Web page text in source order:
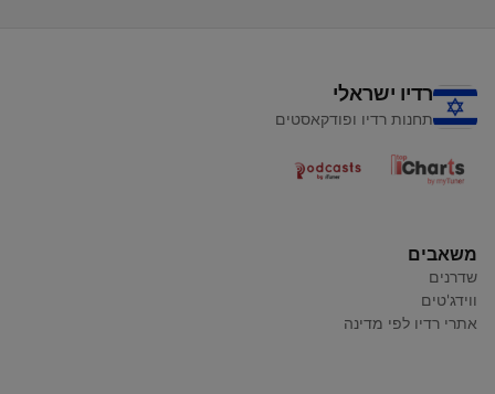
רדיו ישראלי
תחנות רדיו ופודקאסטים
משאבים
שדרנים
ווידג'טים
אתרי רדיו לפי מדינה